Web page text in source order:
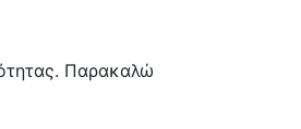
Παρακαλώ